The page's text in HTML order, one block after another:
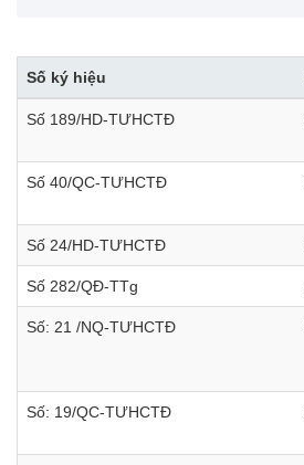
Số ký hiệu
Số 189/HD-TƯHCTĐ
Số 40/QC-TƯHCTĐ
Số 24/HD-TƯHCTĐ
Số 282/QĐ-TTg
Số: 21 /NQ-TƯHCTĐ
Số: 19/QC-TƯHCTĐ